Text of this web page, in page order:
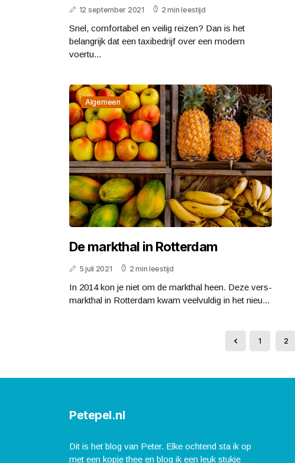
12 september 2021 2 min leestijd
Snel, comfortabel en veilig reizen? Dan is het
belangrijk dat een taxibedrijf over een modern
voertu...
Algemeen
De markthal in Rotterdam
5 juli 2021 2 min leestijd
In 2014 kon je niet om de markthal heen. Deze vers-
markthal in Rotterdam kwam veelvuldig in het nieu...
1 2
Petepel.nl
Dit is het blog van Peter. Elke ochtend sta ik op
met een kopje thee en blog ik een leuk stukje